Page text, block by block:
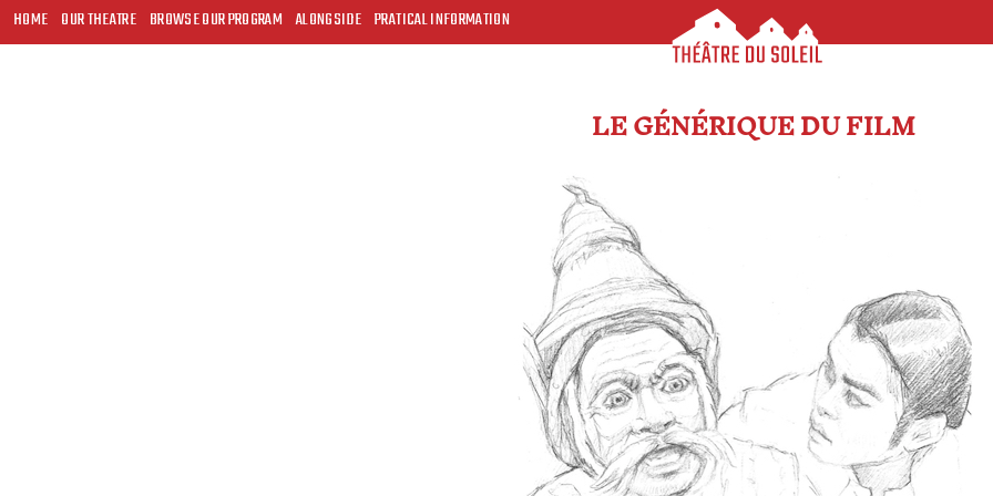
HOME OUR THEATRE BROWSE OUR PROGRAM ALONGSIDE PRATICAL INFORMATION
LE GÉNÉRIQUE DU FILM